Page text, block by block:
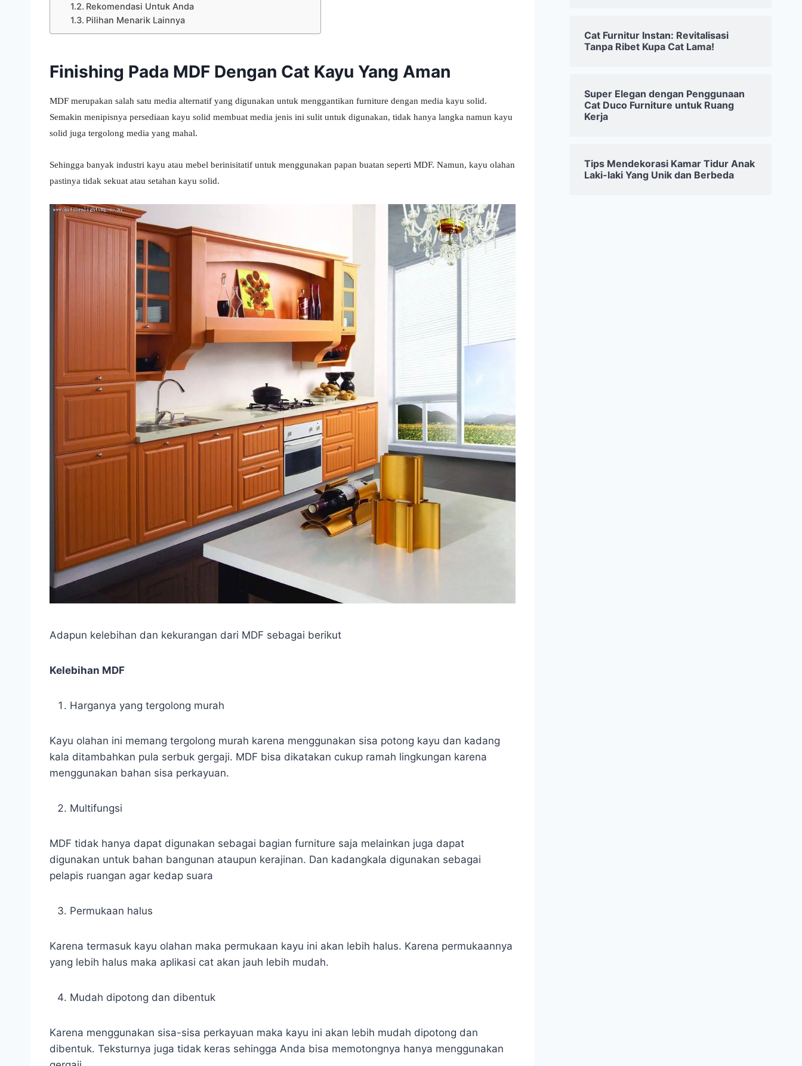
Rekomendasi Untuk Anda
Pilihan Menarik Lainnya
Finishing Pada MDF Dengan Cat Kayu Yang Aman
MDF merupakan salah satu media alternatif yang digunakan untuk menggantikan furniture dengan media kayu solid.
Semakin menipisnya persediaan kayu solid membuat media jenis ini sulit untuk digunakan, tidak hanya langka namun kayu
solid juga tergolong media yang mahal.
Sehingga banyak industri kayu atau mebel berinisitatif untuk menggunakan papan buatan seperti MDF. Namun, kayu olahan
pastinya tidak sekuat atau setahan kayu solid.
Adapun kelebihan dan kekurangan dari MDF sebagai berikut
Kelebihan MDF
Harganya yang tergolong murah
Kayu olahan ini memang tergolong murah karena menggunakan sisa potong kayu dan kadang
kala ditambahkan pula serbuk gergaji. MDF bisa dikatakan cukup ramah lingkungan karena
menggunakan bahan sisa perkayuan.
Multifungsi
MDF tidak hanya dapat digunakan sebagai bagian furniture saja melainkan juga dapat
digunakan untuk bahan bangunan ataupun kerajinan. Dan kadangkala digunakan sebagai
pelapis ruangan agar kedap suara
Permukaan halus
Karena termasuk kayu olahan maka permukaan kayu ini akan lebih halus. Karena permukaannya
yang lebih halus maka aplikasi cat akan jauh lebih mudah.
Mudah dipotong dan dibentuk
Karena menggunakan sisa-sisa perkayuan maka kayu ini akan lebih mudah dipotong dan
dibentuk. Teksturnya juga tidak keras sehingga Anda bisa memotongnya hanya menggunakan
Cat Furnitur Instan: Revitalisasi
Tanpa Ribet Kupa Cat Lama!
Super Elegan dengan Penggunaan
Cat Duco Furniture untuk Ruang
Kerja
Tips Mendekorasi Kamar Tidur Anak
Laki-laki Yang Unik dan Berbeda